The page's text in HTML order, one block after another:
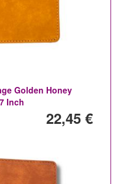
Golden Honey
Inch
22,45 €